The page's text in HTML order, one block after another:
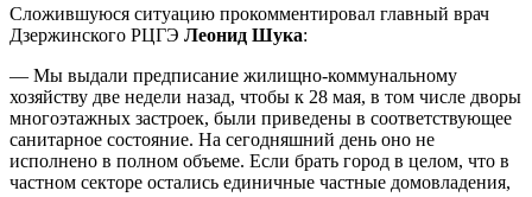
Сложившуюся ситуацию прокомментировал главный врач
Дзержинского РЦГЭ Леонид Шука:
— Мы выдали предписание жилищно-коммунальному
хозяйству две недели назад, чтобы к 28 мая, в том числе дворы
многоэтажных застроек, были приведены в соответствующее
санитарное состояние. На сегодняшний день оно не
исполнено в полном объеме. Если брать город в целом, что в
частном секторе остались единичные частные домовладения,